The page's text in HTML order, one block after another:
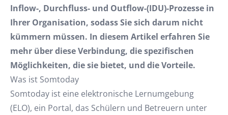
Inflow-, Durchfluss- und Outflow-(IDU)-Prozesse in
Ihrer Organisation, sodass Sie sich darum nicht
kümmern müssen. In diesem Artikel erfahren Sie
mehr über diese Verbindung, die spezifischen
Möglichkeiten, die sie bietet, und die Vorteile.
Was ist Somtoday
Somtoday ist eine elektronische Lernumgebung
(ELO), ein Portal, das Schülern und Betreuern unter